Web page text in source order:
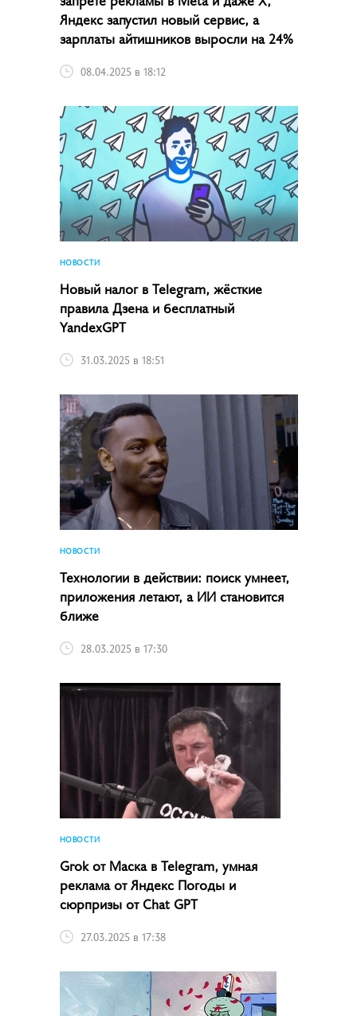
Яндекс запустил новый сервис, а
зарплаты айтишников выросли на 24%
08.04.2025 в 18:12
НОВОСТИ
Новый налог в Telegram, жёсткие
правила Дзена и бесплатный
YandexGPT
31.03.2025 в 18:51
НОВОСТИ
Технологии в действии: поиск умнеет,
приложения летают, а ИИ становится
ближе
28.03.2025 в 17:30
НОВОСТИ
Grok от Маска в Telegram, умная
реклама от Яндекс Погоды и
сюрпризы от Chat GPT
27.03.2025 в 17:38